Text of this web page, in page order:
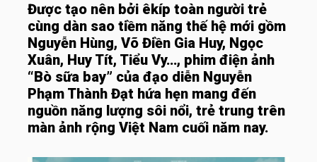
Được tạo nên bởi êkíp toàn người trẻ
cùng dàn sao tiềm năng thế hệ mới gồm
Nguyễn Hùng, Võ Điền Gia Huy, Ngọc
Xuân, Huy Tít, Tiểu Vy…, phim điện ảnh
“Bò sữa bay” của đạo diễn Nguyễn
Phạm Thành Đạt hứa hẹn mang đến
nguồn năng lượng sôi nổi, trẻ trung trên
màn ảnh rộng Việt Nam cuối năm nay.